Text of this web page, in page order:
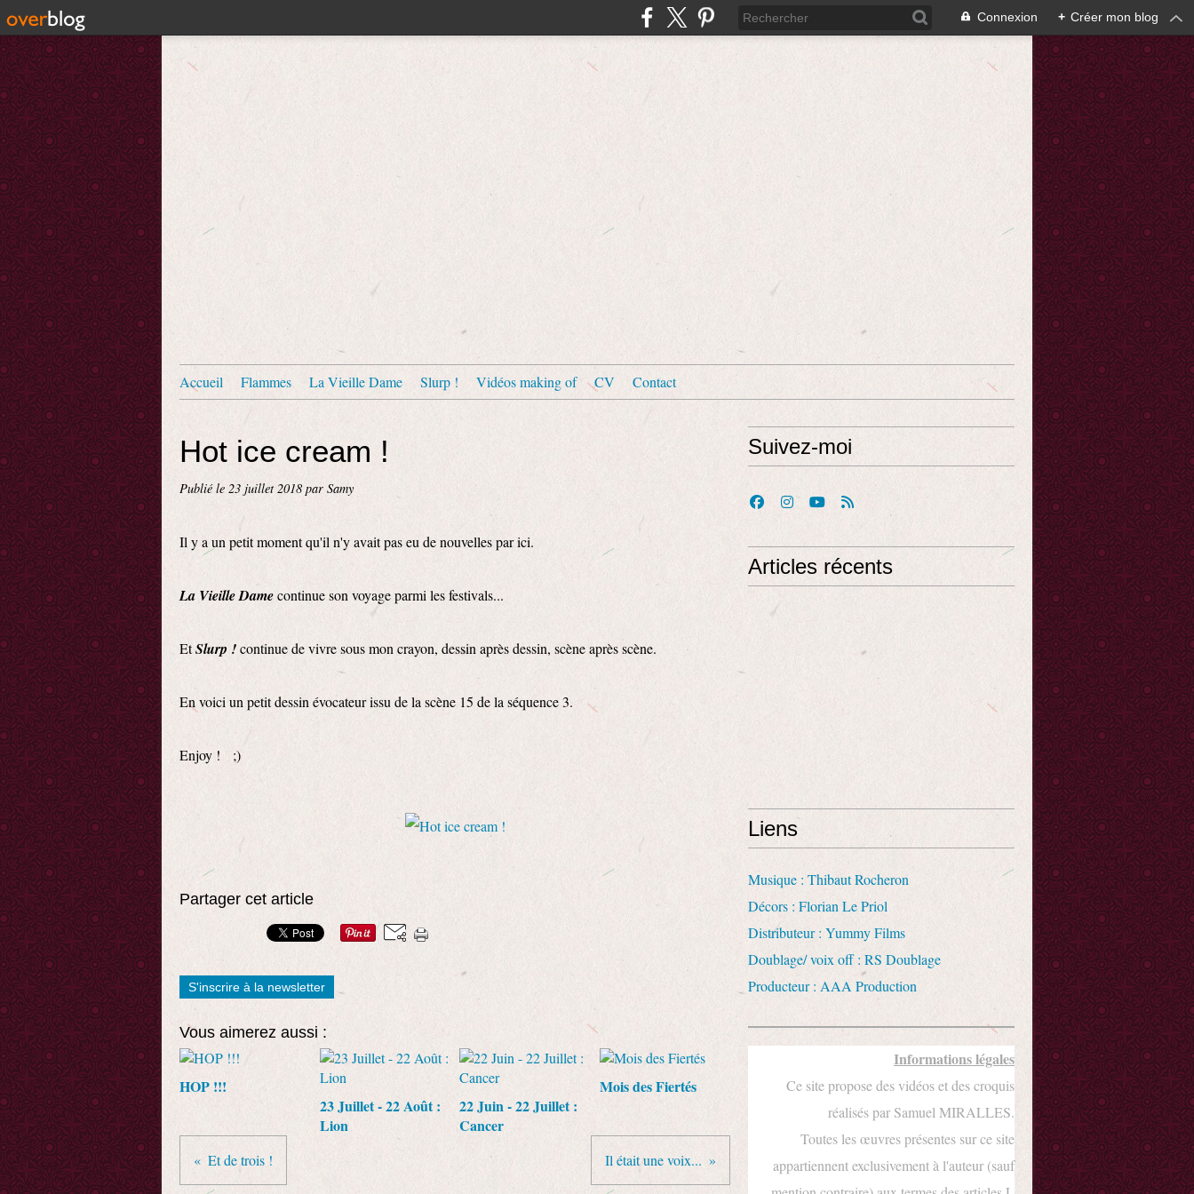
Connexion + Créer mon blog
Accueil Flammes La Vieille Dame Slurp ! Vidéos making of CV Contact
Hot ice cream !
Publié le 23 juillet 2018 par Samy
Il y a un petit moment qu'il n'y avait pas eu de nouvelles par ici.
La Vieille Damecontinue son voyage parmi les festivals...
EtSlurp !continue de vivre sous mon crayon, dessin après dessin, scène après scène.
En voici un petit dessin évocateur issu de la scène 15 de la séquence 3.
Enjoy ! ;)
Partager cet article
S'inscrire à la newsletter
Vous aimerez aussi :
HOP !!!
23 Juillet - 22 Août :
Lion
22 Juin - 22 Juillet :
Cancer
Mois des Fiertés
Et de trois ! Il était une voix...
Suivez-moi
Articles récents
Liens
Musique : Thibaut Rocheron
Décors : Florian Le Priol
Distributeur : Yummy Films
Doublage/ voix off : RS Doublage
Producteur : AAA Production
Informations légales
Ce site propose des vidéos et des croquis
réalisés par Samuel MIRALLES.
Toutes les œuvres présentes sur ce site
appartiennent exclusivement à l'auteur (sauf